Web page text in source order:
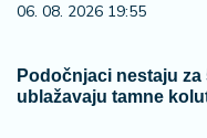
06. 08. 2026 19:55
Podočnjaci nestaju
ublažavaju tamne